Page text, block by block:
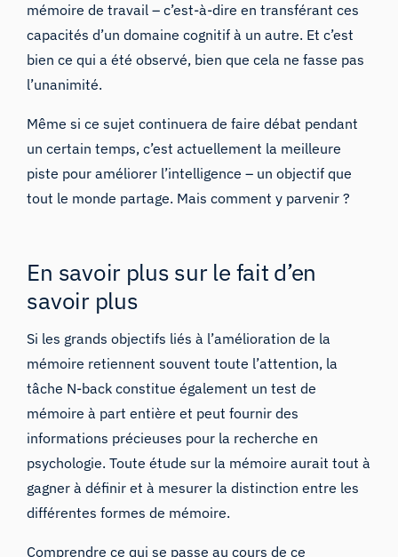
mémoire de travail – c’est-à-dire en transférant ces
capacités d’un domaine cognitif à un autre. Et c’est
bien ce qui a étéobservé, bien quecela ne fasse pas
l’unanimité.
Même si ce sujet continuera de faire débat pendant
un certain temps, c’est actuellement la meilleure
piste pour améliorer l’intelligence – un objectif que
tout le monde partage. Mais comment y parvenir ?
En savoir plus sur le fait d’en
savoir plus
Si les grands objectifs liés à l’amélioration de la
mémoire retiennent souvent toute l’attention, la
tâche N-back constitue également un test de
mémoire à part entière et peut fournir des
informations précieuses pour la recherche en
psychologie. Toute étude sur la mémoire aurait tout à
gagner à définir et à mesurer la distinction entre les
différentes formes de mémoire.
Comprendre ce qui se passe au cours de ce